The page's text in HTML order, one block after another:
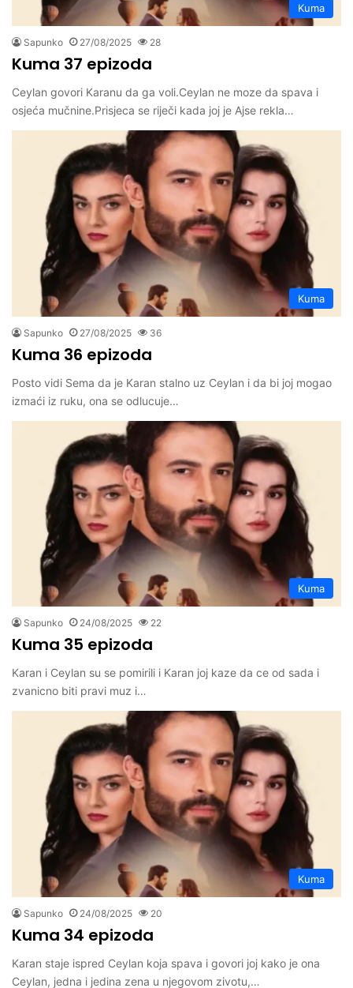
Kuma
Sapunko 27/08/2025 28
Kuma 37 epizoda
Ceylan govori Karanu da ga voli.Ceylan ne moze da spava i
osjeća mučnine.Prisjeca se riječi kada joj je Ajse rekla…
Kuma
Sapunko 27/08/2025 36
Kuma 36 epizoda
Posto vidi Sema da je Karan stalno uz Ceylan i da bi joj mogao
izmaći iz ruku, ona se odlucuje…
Kuma
Sapunko 24/08/2025 22
Kuma 35 epizoda
Karan i Ceylan su se pomirili i Karan joj kaze da ce od sada i
zvanicno biti pravi muz i…
Kuma
Sapunko 24/08/2025 20
Kuma 34 epizoda
Karan staje ispred Ceylan koja spava i govori joj kako je ona
Ceylan, jedna i jedina zena u njegovom zivotu,…